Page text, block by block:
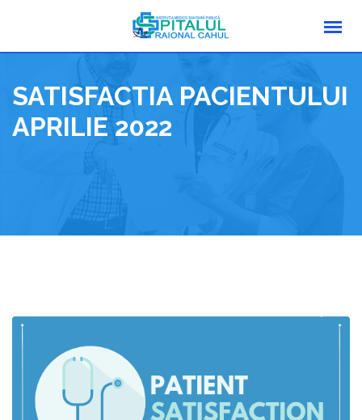
content
SATISFACTIA PACIENTULUI
APRILIE 2022